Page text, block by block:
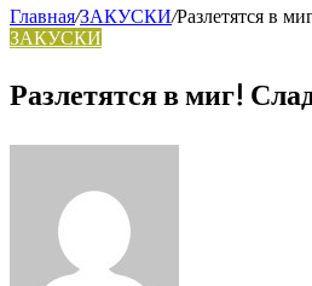
Главная/ЗАКУСКИ/Разлетятся в
ЗАКУСКИ
Разлетятся в миг!